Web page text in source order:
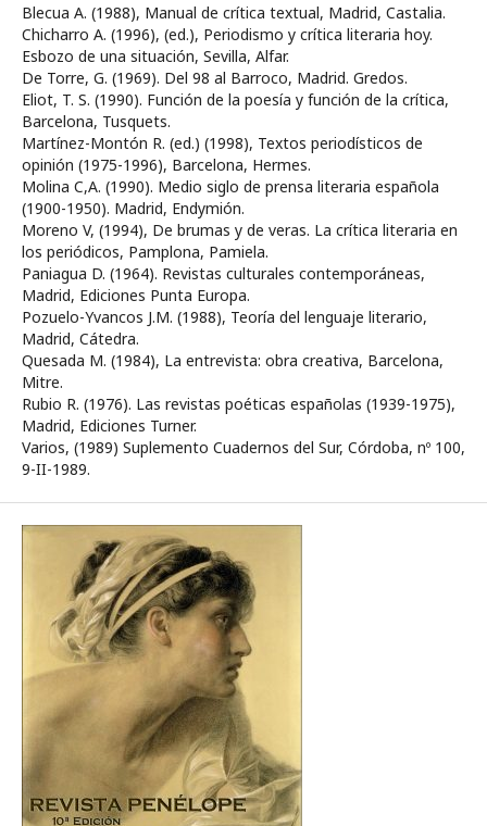
Blecua A. (1988), Manual de crítica textual, Madrid, Castalia.
Chicharro A. (1996), (ed.), Periodismo y crítica literaria hoy.
Esbozo de una situación, Sevilla, Alfar.
De Torre, G. (1969). Del 98 al Barroco, Madrid. Gredos.
Eliot, T. S. (1990). Función de la poesía y función de la crítica,
Barcelona, Tusquets.
Martínez-Montón R. (ed.) (1998), Textos periodísticos de
opinión (1975-1996), Barcelona, Hermes.
Molina C,A. (1990). Medio siglo de prensa literaria española
(1900-1950). Madrid, Endymión.
Moreno V, (1994), De brumas y de veras. La crítica literaria en
los periódicos, Pamplona, Pamiela.
Paniagua D. (1964). Revistas culturales contemporáneas,
Madrid, Ediciones Punta Europa.
Pozuelo-Yvancos J.M. (1988), Teoría del lenguaje literario,
Madrid, Cátedra.
Quesada M. (1984), La entrevista: obra creativa, Barcelona,
Mitre.
Rubio R. (1976). Las revistas poéticas españolas (1939-1975),
Madrid, Ediciones Turner.
Varios, (1989) Suplemento Cuadernos del Sur, Córdoba, nº 100,
9-II-1989.